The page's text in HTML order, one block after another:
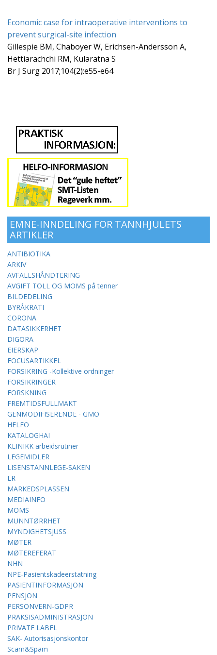
Economic case for intraoperative interventions to
prevent surgical-site infection
Gillespie BM, Chaboyer W, Erichsen-Andersson A,
Hettiarachchi RM, Kularatna S
Br J Surg 2017;104(2):e55-e64
EMNE-INNDELING FOR TANNHJULETS
ARTIKLER
ANTIBIOTIKA
ARKIV
AVFALLSHÅNDTERING
AVGIFT TOLL OG MOMS på tenner
BILDEDELING
BYRÅKRATI
CORONA
DATASIKKERHET
DIGORA
EIERSKAP
FOCUSARTIKKEL
FORSIKRING -Kollektive ordninger
FORSIKRINGER
FORSKNING
FREMTIDSFULLMAKT
GENMODIFISERENDE - GMO
HELFO
KATALOGHAI
KLINIKK arbeidsrutiner
LEGEMIDLER
LISENSTANNLEGE-SAKEN
LR
MARKEDSPLASSEN
MEDIAINFO
MOMS
MUNNTØRRHET
MYNDIGHETSJUSS
MØTER
MØTEREFERAT
NHN
NPE-Pasientskadeerstatning
PASIENTINFORMASJON
PENSJON
PERSONVERN-GDPR
PRAKSISADMINISTRASJON
PRIVATE LABEL
SAK- Autorisasjonskontor
Scam&Spam